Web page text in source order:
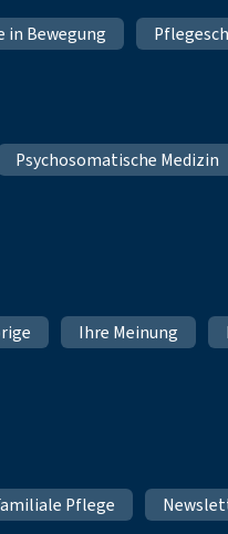
in Bewegung
Psychosomatische Medizin
Ihre Meinung
Pflege